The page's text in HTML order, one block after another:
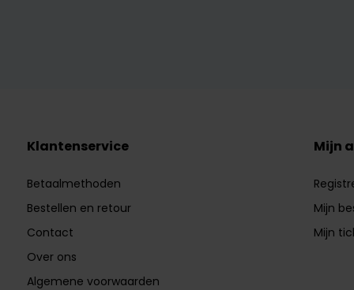
Klantenservice
Betaalmethoden
Bestellen en retour
Contact
Over ons
Algemene voorwaarden
Mijn
Mijn
Mijn